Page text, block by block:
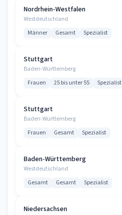
Nordrhein-Westfalen
Westdeutschland
Männer Gesamt Spezialist
Stuttgart
Baden-Württemberg
Frauen 25 bis unter 55 Spezialist
Stuttgart
Baden-Württemberg
Frauen Gesamt Spezialist
Baden-Württemberg
Westdeutschland
Gesamt Gesamt Spezialist
Niedersachsen